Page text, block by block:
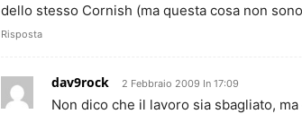
dello stesso Cornish (ma questa cosa non
Risposta
dav9rock 2 Febbraio 2009 In 17:09
Non dico che il lavoro sia sbagliato,